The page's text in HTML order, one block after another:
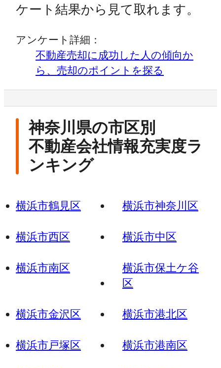
ケート結果から見て取れます。
アンケート詳細：
不動産売却に成功した人の傾向か
ら、売却のポイントを探る
神奈川県の市区別
不動産会社情報充実度ラ
ンキング
横浜市鶴見区 横浜市神奈川区
横浜市西区 横浜市中区
横浜市南区
横浜市保土ケ谷
区
横浜市金沢区 横浜市港北区
横浜市戸塚区 横浜市港南区